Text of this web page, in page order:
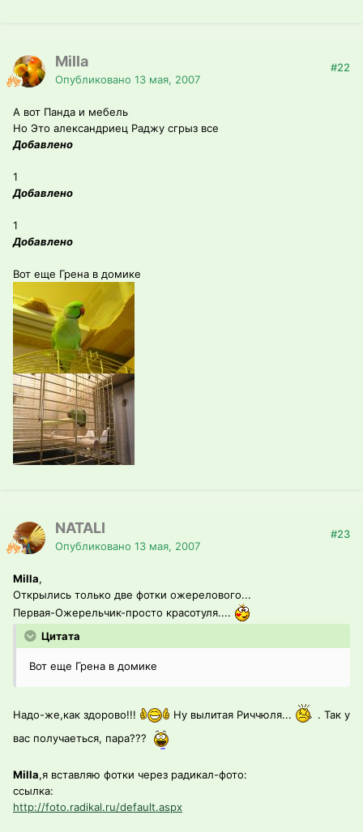
Milla
Опубликовано 13 мая, 2007
#22
А вот Панда и мебель
Но Это александриец Раджу сгрыз все
Добавлено
1
Добавлено
1
Добавлено
Вот еще Грена в домике
NATALI
Опубликовано 13 мая, 2007
#23
Milla,
Открылись только две фотки ожерелового...
Первая-Ожерельчик-просто красотуля....
Цитата
Вот еще Грена в домике
Надо-же,как здорово!!! Ну вылитая Риччюля...
. Так у
вас получаеться, пара???
Milla,я вставляю фотки через радикал-фото:
ссылка:
http://foto.radikal.ru/default.aspx